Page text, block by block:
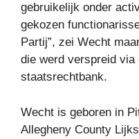
gebruikelijk onder
gekozen
Partij”, zei Wecht
die werd verspreid
staatsrechtbank.
Wecht is geboren in
Allegheny County